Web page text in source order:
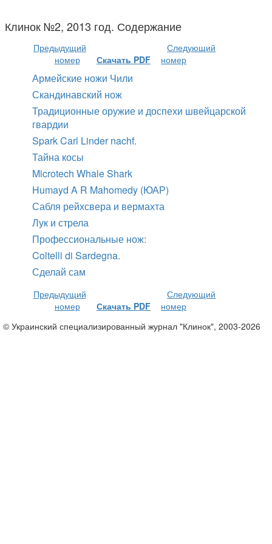
Клинок №2, 2013 год. Содержание
Предыдущий
номер
Скачать PDF
Следующий
номер
Армейские ножи Чили
Скандинавский нож
Традиционные оружие и доспехи швейцарской
гвардии
Spark Carl Linder nachf.
Тайна косы
Microtech Whale Shark
Humayd A R Mahomedy (ЮАР)
Сабля рейхсвера и вермахта
Лук и стрела
Профессиональные нож:
Coltelli di Sardegna.
Сделай сам
Предыдущий
номер
Скачать PDF
Следующий
номер
© Украинский специализированный журнал "Клинок", 2003-2026